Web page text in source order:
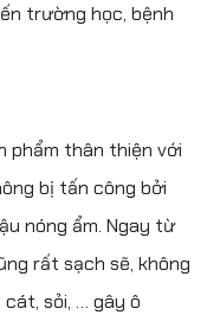
trường học, bệnh
phẩm thân thiện với
bị tấn công bởi
nóng ẩm. Ngay từ
rất sạch sẽ, không
cát, sỏi, … gây ô